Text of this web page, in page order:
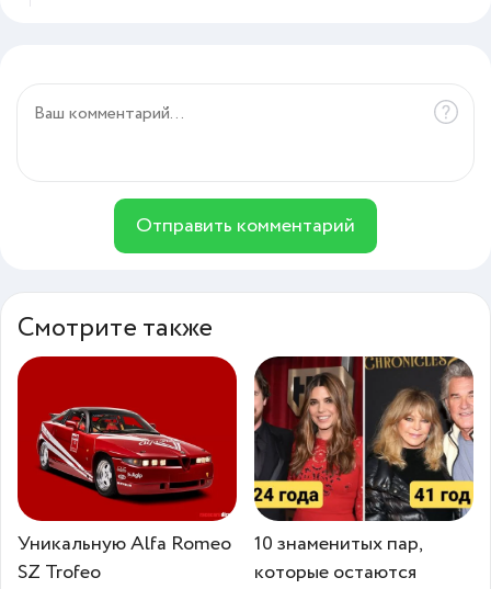
Отправить комментарий
Смотрите также
Уникальную Alfa Romeo
SZ Trofeo
10 знаменитых пар,
которые остаются